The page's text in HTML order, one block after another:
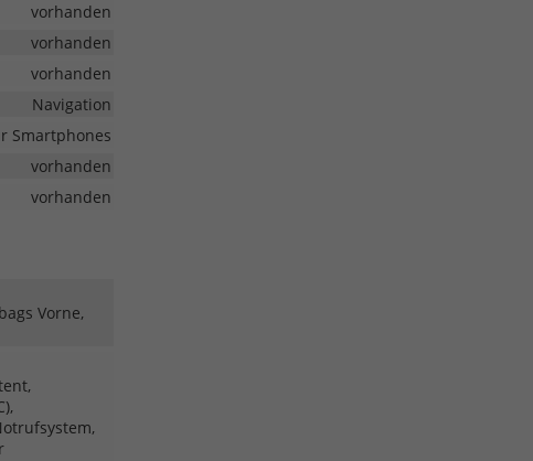
vorhanden
vorhanden
vorhanden
Navigation
Smartphones
vorhanden
vorhanden
Vorne,